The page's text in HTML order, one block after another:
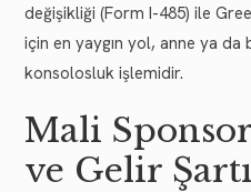
değişikliği (Form I-485) ile
için en yaygın yol, anne ya da
konsolosluk işlemidir.
Mali
ve Gelir Şartı